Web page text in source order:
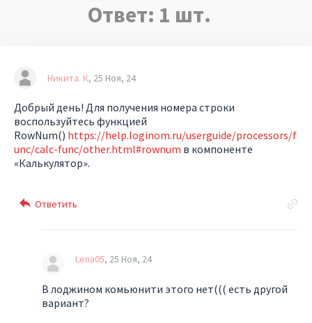
Ответ: 1 шт.
Никита. К 25 Ноя, 24
Добрый день! Для получения номера строки
воспользуйтесь функцией
RowNum() https://help.loginom.ru/userguide/processors/f
unc/calc-func/other.html#rownum в компоненте
«Калькулятор».
Lena05 25 Ноя, 24
В лоджином комьюнити этого нет((( есть другой
вариант?